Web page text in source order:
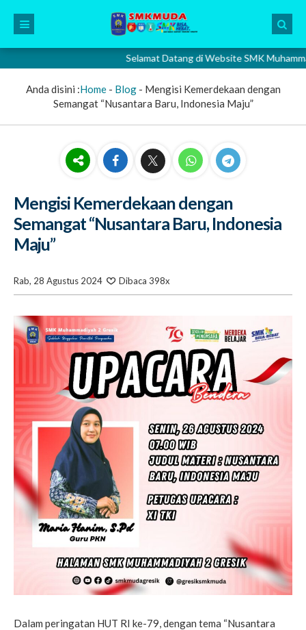
Selamat Datang di Website SMK
Anda disini :Home- Blog- Mengisi Kemerdekaan dengan
Semangat “Nusantara Baru, Indonesia Maju”
Mengisi Kemerdekaan dengan
Semangat “Nusantara Baru, Indonesia
Maju”
Rab, 28 Agustus 2024 Dibaca 398x
Dalam peringatan HUT RI ke-79, dengan tema “Nusantara